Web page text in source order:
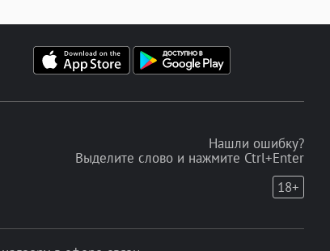
Нашли ошибку?
Выделите слово и нажмите Ctrl+Enter
18+